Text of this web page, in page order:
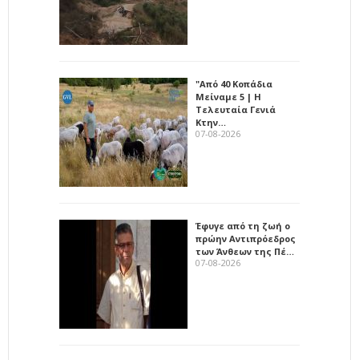
"Από 40 Κοπάδια
Μείναμε 5 | Η
Τελευταία Γενιά
Κτην…
07-08-2026
Έφυγε από τη ζωή ο
πρώην Αντιπρόεδρος
των Άνθεων της Πέ…
07-08-2026